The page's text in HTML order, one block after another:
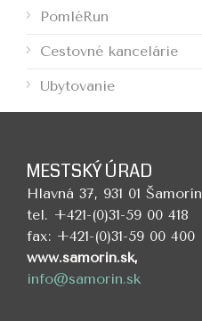
PomléRun
Cestovné kancelárie
Ubytovanie
MESTSKÝ ÚRAD
Hlavná 37, 931 01 Šamorín
tel. +421-(0)31-59 00 418
fax: +421-(0)31-59 00 400
www.samorin.sk,
info@samorin.sk